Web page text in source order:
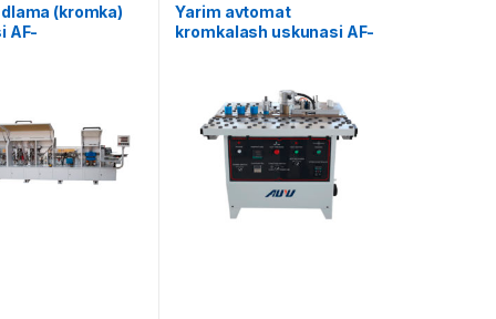
(kromka)
AF-
Yarim avtomat
kromkalash uskunasi AF-